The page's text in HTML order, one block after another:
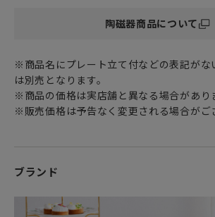
china）製。
ホームパーティーやアフタヌーンティーの
に。
てくれます。
女性・男性にかかわらず、日頃お世話にな
な方へ
陶磁器商品について
※商品名にプレート立て付などの表記がな
は別売となります。
※商品の価格は実店舗と異なる場合があり
※販売価格は予告なく変更される場合がご
ブランド